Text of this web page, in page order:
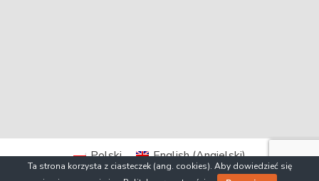
Ta strona korzysta z ciasteczek (ang. cookies). Aby dowiedzieć się
Polski English(Angielski)